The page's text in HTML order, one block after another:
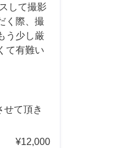
して撮影
く際、撮
う少し厳
て有難い
せて頂き
¥12,000